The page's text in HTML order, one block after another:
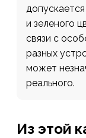
и зеленого
связи с
разных
может
реального.
Из этой